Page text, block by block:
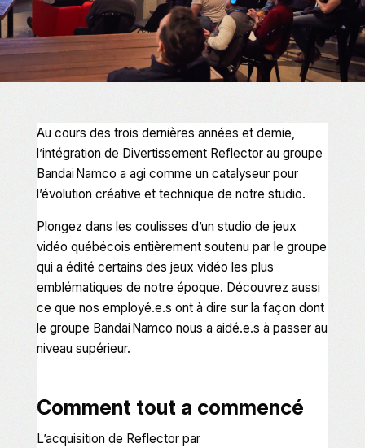
Au cours des trois dernières années et demie,
l’intégration de Divertissement Reflector au groupe
Bandai Namco a agi comme un catalyseur pour
l’évolution créative et technique de notre studio.
Plongez dans les coulisses d’un studio de jeux
vidéo québécois entièrement soutenu par le groupe
qui a édité certains des jeux vidéo les plus
emblématiques de notre époque. Découvrez aussi
ce que nos employé.e.s ont à dire sur la façon dont
le groupe Bandai Namco nous a aidé.e.s à passer au
niveau supérieur.
Comment tout a commencé
L’acquisition de Reflector par